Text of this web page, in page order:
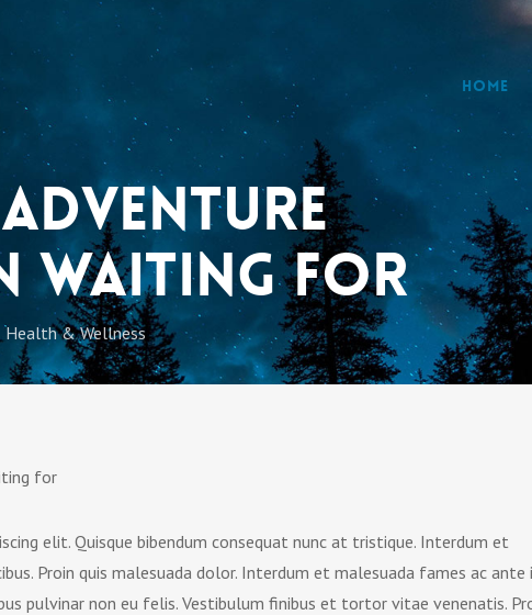
Home
waiting for
Health & Wellness
for
elit. Quisque bibendum consequat nunc at tristique. Interdum et
Proin quis malesuada dolor. Interdum et malesuada fames ac ante
pulvinar non eu felis. Vestibulum finibus et tortor vitae venenatis.